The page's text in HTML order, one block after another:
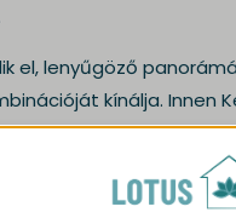
el, lenyűgöző
kínálja. Innen
– akár a